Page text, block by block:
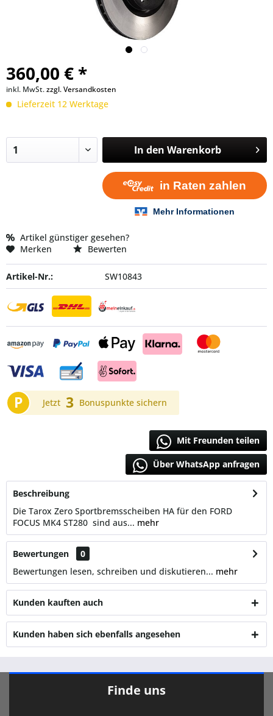
360,00 € *
inkl. MwSt.zzgl. Versandkosten
Lieferzeit 12 Werktage
In den Warenkorb
Artikel günstiger gesehen?
Merken
Bewerten
Artikel-Nr.: SW10843
P Jetzt 3 Bonuspunkte sichern
Mit Freunden teilen
Über WhatsApp anfragen
Beschreibung
Die Tarox Zero Sportbremsscheiben HA für den FORD
FOCUS MK4 ST280 sind aus... mehr
Bewertungen
0
Bewertungen lesen, schreiben und diskutieren... mehr
Kunden kauften auch
Kunden haben sich ebenfalls angesehen
Finde uns